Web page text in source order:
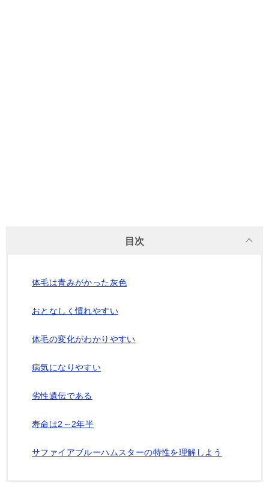
目次
体毛は青みがかった灰色
おとなしく慣れやすい
体毛の変化がわかりやすい
病気になりやすい
劣性遺伝である
寿命は2～2年半
サファイアブルーハムスターの特性を理解しよう